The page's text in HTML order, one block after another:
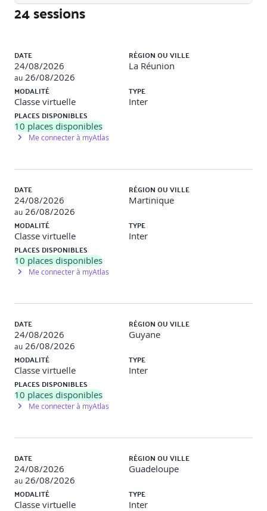
Conception et modélisation UML (diagrammes de classes)
4. Mise en pratique guidée
Conception d’un ensemble de classes à partir d’un besoin
simple
Implémentation progressive d’un mini-système orienté
objet
5. Projet fil rouge
Phase 1 : analyse du besoin & et structure objet
Phase 2 : enrichissement du modèle et implémentation
Phase 4 : soutenance du projet (argumentation technique
+ démonstration)
6. Synthèse & évaluation
Quiz de validation des acquis
Retour sur les acquis et axes de progression
Évaluation finale via quiz + mini-projet
24 sessions
DATE
24/08/2026
au 26/08/2026
RÉGION OU VILLE
La Réunion
MODALITÉ
Classe virtuelle
TYPE
Inter
PLACES DISPONIBLES
10 places disponibles
Me connecter à myAtlas
DATE
24/08/2026
au 26/08/2026
RÉGION OU VILLE
Martinique
MODALITÉ
Classe virtuelle
TYPE
Inter
PLACES DISPONIBLES
10 places disponibles
Me connecter à myAtlas
DATE
24/08/2026
au 26/08/2026
RÉGION OU VILLE
Guyane
MODALITÉ
Classe virtuelle
TYPE
Inter
PLACES DISPONIBLES
10 places disponibles
Me connecter à myAtlas
DATE
24/08/2026
au 26/08/2026
RÉGION OU VILLE
Guadeloupe
MODALITÉ
Classe virtuelle
TYPE
Inter